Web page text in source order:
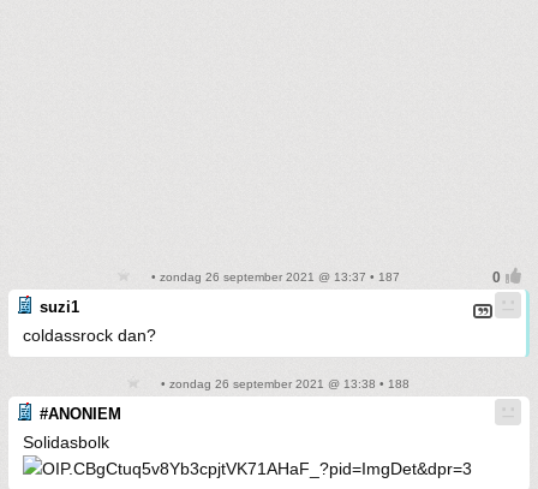
• zondag 26 september 2021 @ 13:37 • 187
suzi1
coldassrock dan?
• zondag 26 september 2021 @ 13:38 • 188
#ANONIEM
Solidasbolk